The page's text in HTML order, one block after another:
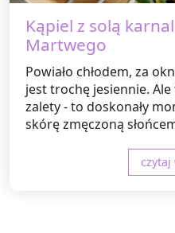
Kąpiel z solą
Martwego
Powiało chłodem, za
jest trochę jesiennie.
zalety - to doskonały
skórę zmęczoną
czytaj